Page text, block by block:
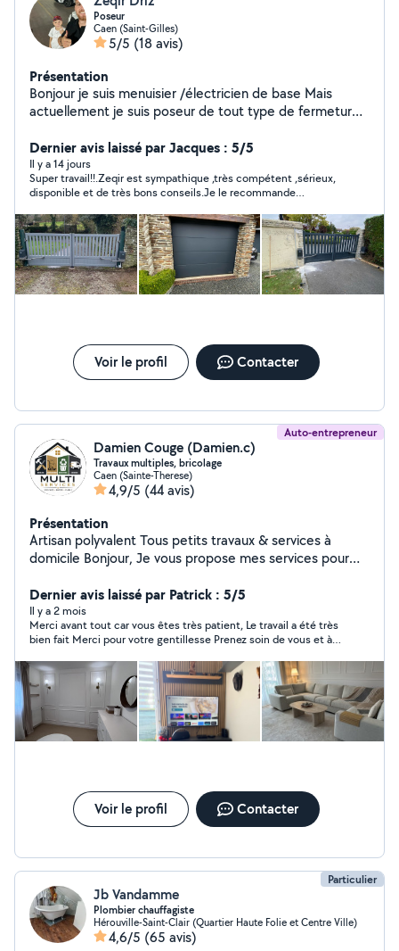
Poseur
Caen (Saint-Gilles)
5/5 (18 avis)
Présentation
Bonjour je suis menuisier /électricien de base Mais
actuellement je suis poseur de tout type de fermetures,
peux faire d'autres sortes de travail N'hésitez pas à me
Dernier avis laissé par Jacques : 5/5
Il y a 14 jours
Super travail!!.Zeqir est sympathique ,très compétent ,sérieux,
disponible et de très bons conseils.Je le recommande
Voir le profil Contacter
Auto-entrepreneur
Damien Couge (Damien.c)
Travaux multiples, bricolage
Caen (Sainte-Therese)
4,9/5 (44 avis)
Présentation
Artisan polyvalent Tous petits travaux & services à
domicile Bonjour, Je vous propose mes services pour
bon rapport qualité/prix. Mes prestations : - Petits
travaux de bricolage et rénovation - Montage de
meubles (IKEA, commodes , dressings) - Travaux
d'isolation - Petites réparations diverses - Chargement /
déchargement des meubles - évacuation des
encombrants, gravats - service de livraison de meubles
Équipé et professionnel : - Tout l'outillage nécessaire
pour travailler efficacement - Travail propre et soigné
Disponible, ponctuel et à l'écoute, je m'adapte à vos
Dernier avis laissé par Patrick : 5/5
Il y a 2 mois
Merci avant tout car vous êtes très patient, Le travail a été très
bien fait Merci pour votre gentillesse Prenez soin de vous et à
Voir le profil Contacter
Particulier
Jb Vandamme
Plombier chauffagiste
Hérouville-Saint-Clair (Quartier Haute Folie et Centre Ville)
4,6/5 (65 avis)